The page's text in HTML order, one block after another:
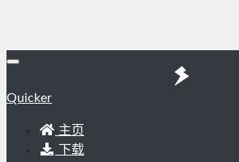
Quicker
主页
下载